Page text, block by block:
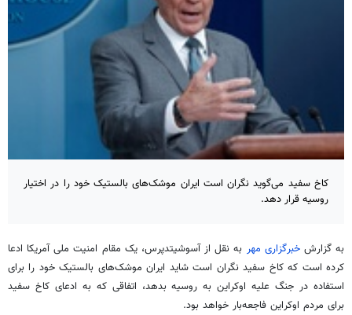
کاخ سفید می‌گوید نگران است ایران موشک‌های بالستیک خود را در اختیار
روسیه قرار دهد.
به گزارشخبرگزاری مهر به نقل از آسوشیتدپرس، یک مقام امنیت ملی آمریکا ادعا
کرده است که کاخ سفید نگران است شاید ایران موشک‌های بالستیک خود را برای
استفاده در جنگ علیه اوکراین به روسیه بدهد، اتفاقی که به ادعای کاخ سفید
برای مردم اوکراین فاجعه‌بار خواهد بود.